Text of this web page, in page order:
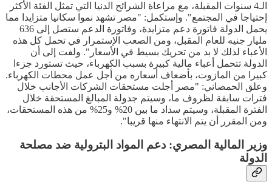
الـ4 سنوات المقبلة، مع مراعاة الشرائح الدنيا التي تمثل الفئة الأكثر
إحتياجا في المجتمع". وإستكمل: "مصر تشهد نموا سكانيا متزايدا مما
يحمل الدولة فاتورة دعم متزايدة، وفاتورة الدعم ستصل إلى 636
مليار جنيه للعام المقبل، ومن الصعب الإستمرار في تحمل كل هذه
الأعباء لذلك لا بد من تحريك بسيط في الأسعار". ولفت إلى أن
الدولة تتحمل أعباء مالية كبيرة بسبب الكهرباء، حيث تستورد جزءا
كبيرا من المازوت، بأضعاف أسعاره من أجل عمل محطات الكهرباء.
وعلق الحمصاني: "مصر أجلت مستحقات الشركات الأجانب خلال
فترات سابقة لظروف ما، وسيتم جدولة المبالغ المستحقة خلال
الفترة المقبلة، وسيتم سداد ما بين 20% و25% من هذه المستحقات،
ومن المقرر أن يتم الانتهاء منها قريبا".
وزير المالية المصري: دعم المواد البترولية ضد مصلحة
الدولة